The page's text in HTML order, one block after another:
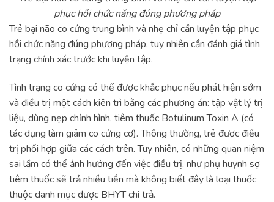
phục hồi chức năng đúng phương pháp
Trẻ bại não co cứng trung bình và nhẹ chỉ cần luyện tập phục
hồi chức năng đúng phương pháp, tuy nhiên cần đánh giá tình
trạng chính xác trước khi luyện tập.
Tình trạng co cứng có thể được khắc phục nếu phát hiện sớm
và điều trị một cách kiên trì bằng các phương án: tập vật lý trị
liệu, dùng nẹp chỉnh hình, tiêm thuốc Botulinum Toxin A (có
tác dụng làm giảm co cứng cơ). Thông thường, trẻ được điều
trị phối hợp giữa các cách trên. Tuy nhiên, có những quan niệm
sai lầm có thể ảnh hưởng đến việc điều trị, như phụ huynh sợ
tiêm thuốc sẽ trả nhiều tiền mà không biết đây là loại thuốc
thuộc danh mục được BHYT chi trả.